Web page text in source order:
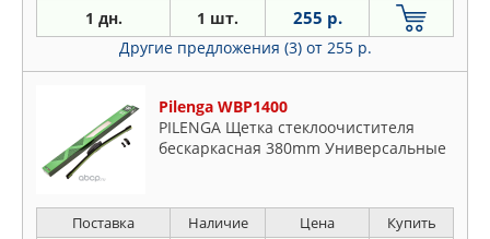
1 дн. 1 шт. 255 р.
Другие предложения (3) от 255 р.
Pilenga WBP1400
PILENGA Щетка стеклоочистителя
бескаркасная 380mm Универсальные
Поставка Наличие Цена Купить